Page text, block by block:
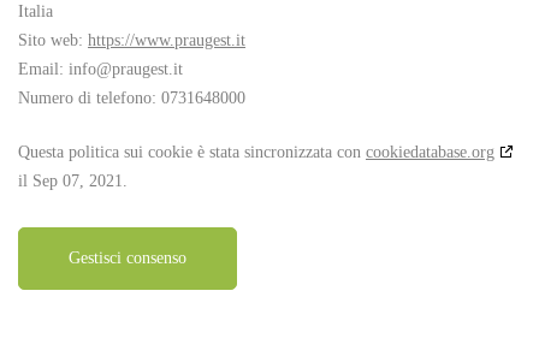
Italia
Sito web: https://www.praugest.it
Email: info@praugest.it
Numero di telefono: 0731648000
Questa politica sui cookie è stata sincronizzata con cookiedatabase.org
il Sep 07, 2021.
Gestisci consenso